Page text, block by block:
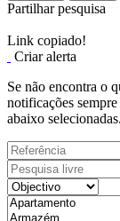
Partilhar pesquisa
Link copiado!
Criar alerta
Se não encontra o
notificações
abaixo selecionadas.